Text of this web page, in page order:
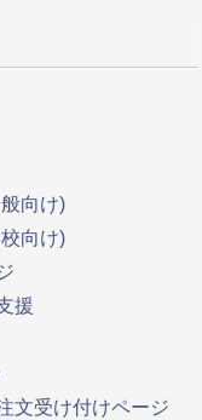
向け)
向け)
援
文受け付けページ